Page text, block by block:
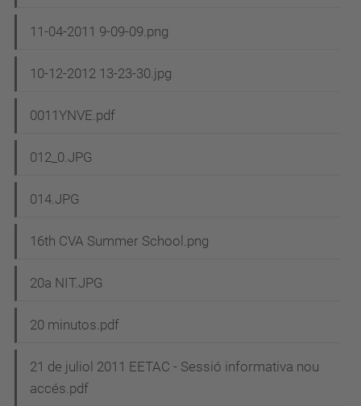
11-04-2011 9-09-09.png
10-12-2012 13-23-30.jpg
0011YNVE.pdf
012_0.JPG
014.JPG
16th CVA Summer School.png
20a NIT.JPG
20 minutos.pdf
21 de juliol 2011 EETAC - Sessió informativa nou
accés.pdf